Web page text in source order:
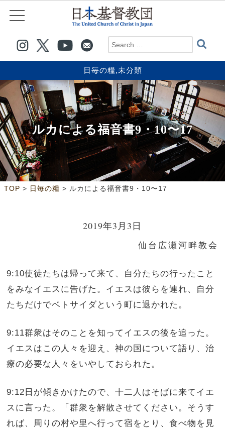
日毎の糧,未分類
ルカによる福音書9・10〜17
TOP > 日毎の糧 > ルカによる福音書9・10〜17
2019年3月3日
仙台広瀬河畔教会
9:10使徒たちは帰って来て、自分たちの行ったこと
をみなイエスに告げた。イエスは彼らを連れ、自分
たちだけでベトサイダという町に退かれた。
9:11群衆はそのことを知ってイエスの後を追った。
イエスはこの人々を迎え、神の国について語り、治
療の必要な人々をいやしておられた。
9:12日が傾きかけたので、十二人はそばに来てイエ
スに言った。「群衆を解散させてください。そうす
れば、周りの村や里へ行って宿をとり、食べ物を見